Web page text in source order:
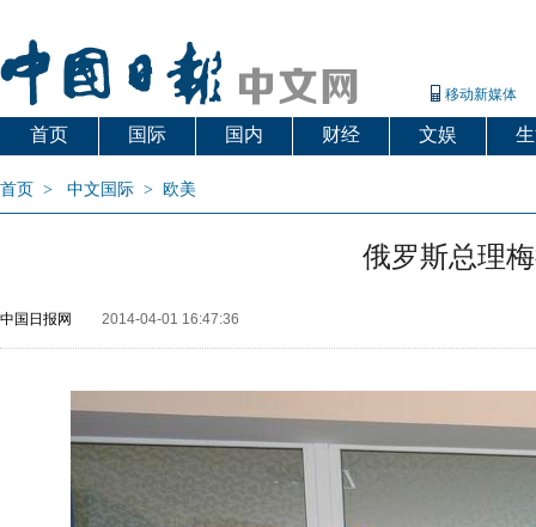
移动新媒体
首页 国际 国内 财经 文娱
首页 > 中文国际 > 欧美
俄罗斯总理
中国日报网 2014-04-01 16:47:36